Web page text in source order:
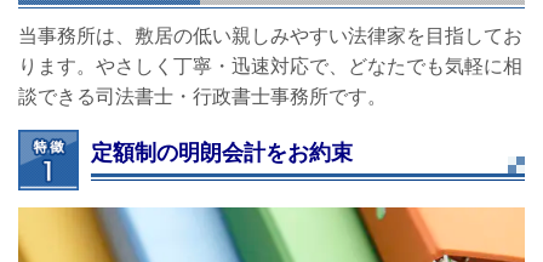
当事務所は、敷居の低い親しみやすい法律家を目指してお
ります。やさしく丁寧・迅速対応で、どなたでも気軽に相
談できる司法書士・行政書士事務所です。
定額制の明朗会計をお約束